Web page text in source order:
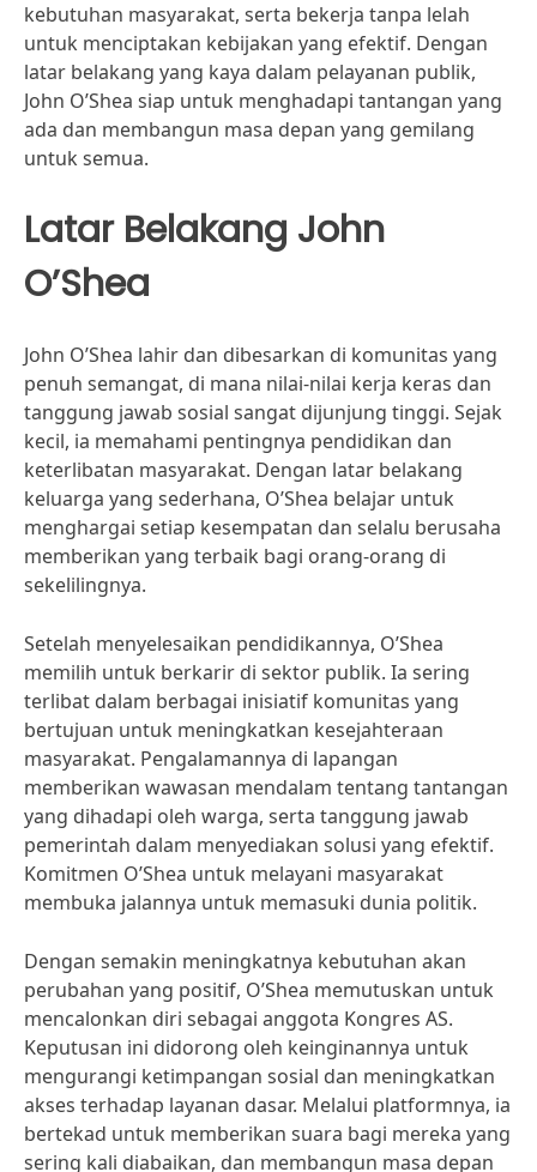
kebutuhan masyarakat, serta bekerja tanpa lelah
untuk menciptakan kebijakan yang efektif. Dengan
latar belakang yang kaya dalam pelayanan publik,
John O’Shea siap untuk menghadapi tantangan yang
ada dan membangun masa depan yang gemilang
untuk semua.
Latar Belakang John
O’Shea
John O’Shea lahir dan dibesarkan di komunitas yang
penuh semangat, di mana nilai-nilai kerja keras dan
tanggung jawab sosial sangat dijunjung tinggi. Sejak
kecil, ia memahami pentingnya pendidikan dan
keterlibatan masyarakat. Dengan latar belakang
keluarga yang sederhana, O’Shea belajar untuk
menghargai setiap kesempatan dan selalu berusaha
memberikan yang terbaik bagi orang-orang di
sekelilingnya.
Setelah menyelesaikan pendidikannya, O’Shea
memilih untuk berkarir di sektor publik. Ia sering
terlibat dalam berbagai inisiatif komunitas yang
bertujuan untuk meningkatkan kesejahteraan
masyarakat. Pengalamannya di lapangan
memberikan wawasan mendalam tentang tantangan
yang dihadapi oleh warga, serta tanggung jawab
pemerintah dalam menyediakan solusi yang efektif.
Komitmen O’Shea untuk melayani masyarakat
membuka jalannya untuk memasuki dunia politik.
Dengan semakin meningkatnya kebutuhan akan
perubahan yang positif, O’Shea memutuskan untuk
mencalonkan diri sebagai anggota Kongres AS.
Keputusan ini didorong oleh keinginannya untuk
mengurangi ketimpangan sosial dan meningkatkan
akses terhadap layanan dasar. Melalui platformnya, ia
bertekad untuk memberikan suara bagi mereka yang
sering kali diabaikan, dan membangun masa depan